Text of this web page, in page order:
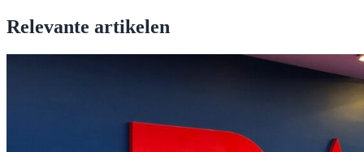
Relevante artikelen